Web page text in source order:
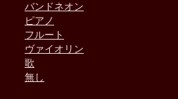
バンドネオン
ピアノ
フルート
ヴァイオリン
歌
無し